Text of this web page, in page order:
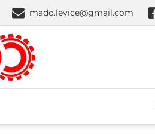
mado.levice@gmail.com